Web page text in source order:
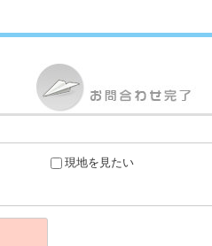
現地を見たい